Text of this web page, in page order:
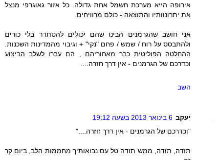
אירופה הייא מערכת חשמל אחת גדולה. כל אזור גאוגרפי מנצל
את יתרונוותיו והתוצאה - כולם מרוויחים.
אני חושב שהגרמנים הבינו שהם יכולים להסתדר בלי כורים
ולהתבסס על רוח / שמש / פחם "נקי" + וגיבוי מהמדינות השכנות.
ההחלטה הפוליטית כבר מאחוריהם , הם עברו לשלב הביצוע
וכדרכם של הגרמנים - אין דרך חזרה....
השב
יעקב 6 בינואר 2013 בשעה 19:12
"וכדרכם של הגרמנים - אין דרך חזרה...."
תודה, תודה, ממש תודה טל עם נבואותיך מחממות הלב, ביום קר